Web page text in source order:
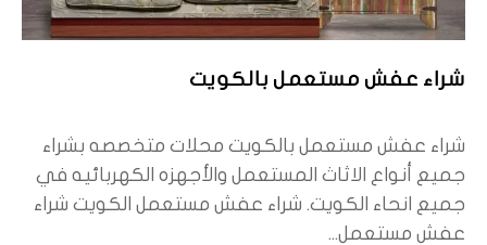
شراء عفش مستعمل بالكويت
شراء عفش مستعمل بالكويت محلات متخصصه بشراء
جميع أنواع الاثاث المستعمل والأجهزه الكهربائيه في
جميع انحاء الكويت. شراء عفش مستعمل الكويت شراء
عفش مستعمل...